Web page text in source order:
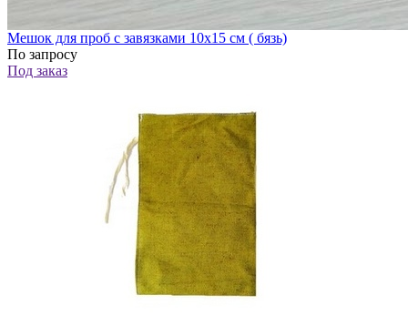
Мешок для проб с завязками 10х15 см ( бязь)
По запросу
Под заказ